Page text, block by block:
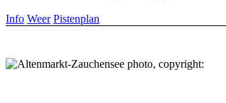
Info Weer Pistenplan